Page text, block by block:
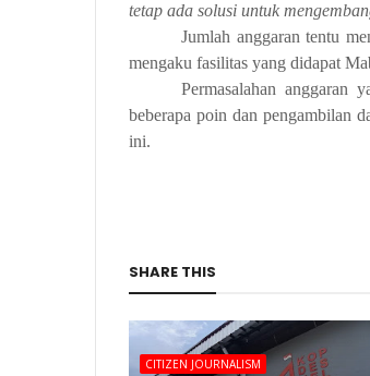
tetap ada solusi untuk
Jumlah anggaran tentu
mengaku fasilitas yang didapat
Permasalahan anggaran
beberapa poin dan pengambilan
ini.
SHARE THIS
CITIZEN JOURNALISM